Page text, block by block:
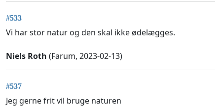
#533
Vi har stor natur og den skal ikke ødelægges.
Niels Roth (Farum, 2023-02-13)
#537
Jeg gerne frit vil bruge naturen